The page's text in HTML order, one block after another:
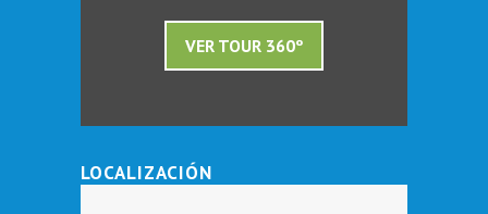
VER TOUR 360º
LOCALIZACIÓN